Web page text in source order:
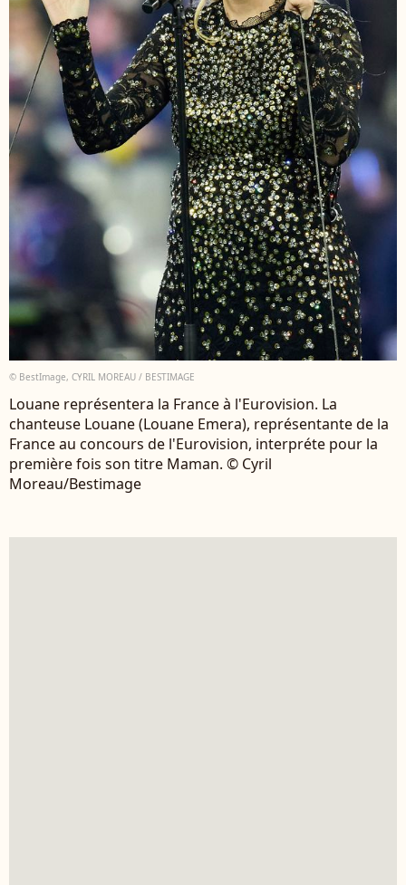
© BestImage, CYRIL MOREAU / BESTIMAGE
Louane représentera la France à l'Eurovision. La
chanteuse Louane (Louane Emera), représentante de la
France au concours de l'Eurovision, interpréte pour la
première fois son titre Maman. © Cyril
Moreau/Bestimage